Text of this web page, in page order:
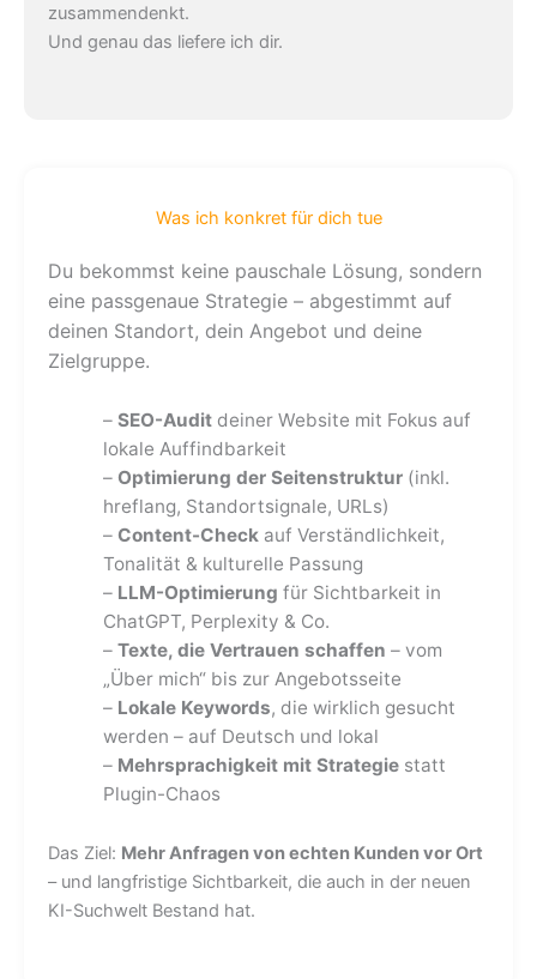
zusammendenkt.
Und genau das liefere ich dir.
Was ich konkret für dich tue
Du bekommst keine pauschale Lösung, sondern
eine passgenaue Strategie – abgestimmt auf
deinen Standort, dein Angebot und deine
Zielgruppe.
– SEO-Auditdeiner Website mit Fokus auf
lokale Auffindbarkeit
– Optimierung der Seitenstruktur(inkl.
hreflang, Standortsignale, URLs)
– Content-Checkauf Verständlichkeit,
Tonalität & kulturelle Passung
– LLM-Optimierung für Sichtbarkeit in
ChatGPT, Perplexity & Co.
– Texte, die Vertrauen schaffen – vom
„Über mich“ bis zur Angebotsseite
– Lokale Keywords, die wirklich gesucht
werden – auf Deutsch und lokal
– Mehrsprachigkeit mit Strategiestatt
Plugin-Chaos
Das Ziel: Mehr Anfragen von echten Kunden vor Ort
– und langfristige Sichtbarkeit, die auch in der neuen
KI-Suchwelt Bestand hat.